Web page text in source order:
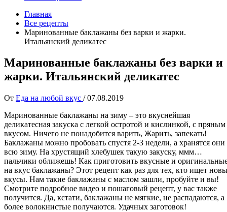
Главная
Все рецепты
Маринованные баклажаны без варки и жарки.
Итальянский деликатес
Маринованные баклажаны без варки и
жарки. Итальянский деликатес
От Еда на любой вкус /07.08.2019
Маринованные баклажаны на зиму – это вкуснейшая
деликатесная закуска с легкой остротой и кислинкой, с пряным
вкусом. Ничего не понадобится варить, Жарить, запекать!
Баклажаны можно пробовать спустя 2-3 недели, а хранятся они
всю зиму. На хрустящий хлебушек такую закуску, ммм…
пальчики оближешь! Как приготовить вкусные и
на вкус баклажаны? Этот рецепт как раз для тех, кто ищет
вкусы. Нам такие баклажаны с маслом зашли, пробуйте и вы!
Смотрите подробное видео и пошаговый рецепт, у вас также
получится. Да, кстати, баклажаны не мягкие, не распадаются, а
более волокнистые получаются. Удачных заготовок!